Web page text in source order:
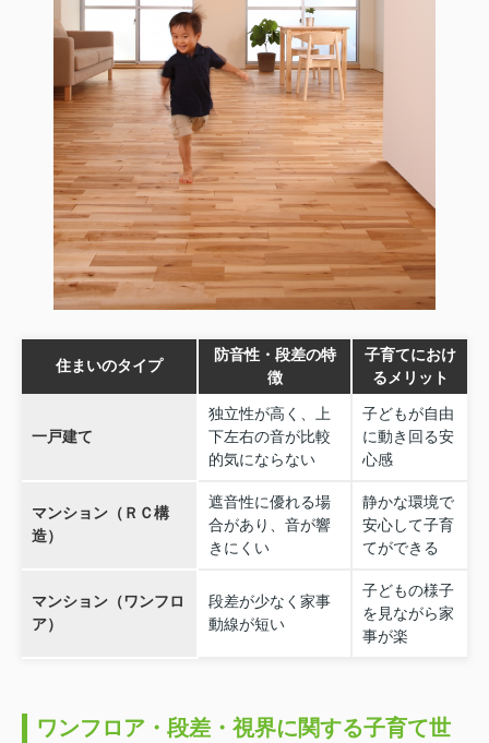
住まいのタイプ
防音性・段差の特
徴
子育てにおけ
るメリット
一戸建て
独立性が高く、上
下左右の音が比較
的気にならない
子どもが自由
に動き回る安
心感
マンション（ＲＣ構
造）
遮音性に優れる場
合があり、音が響
きにくい
静かな環境で
安心して子育
てができる
マンション（ワンフロ
ア）
段差が少なく家事
動線が短い
子どもの様子
を見ながら家
事が楽
ワンフロア・段差・視界に関する子育て世